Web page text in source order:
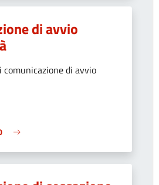
di avvio
comunicazione di avvio